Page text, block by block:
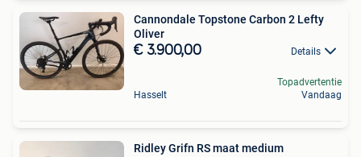
Cannondale Topstone Carbon 2 Lefty
Oliver
€ 3.900,00 Details
Hasselt
Topadvertentie
Vandaag
Ridley Grifn RS maat medium